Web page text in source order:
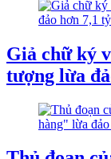
Giả chữ ký
tượng lừa